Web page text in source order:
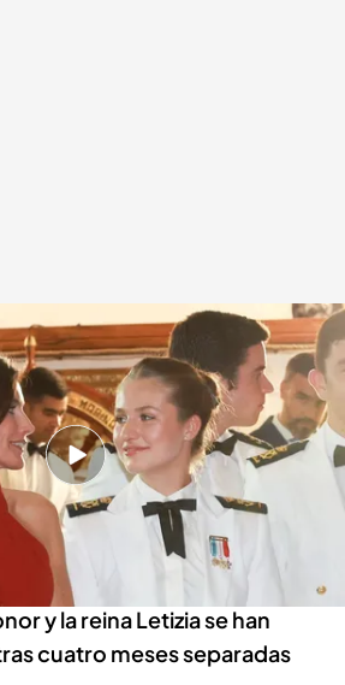
Leonor en Panamá, juntas en la parada de
CUATRO
Noticias Cuatro
la princesa Leonor
recepción de Elcano en su
y la reina Letizia se han
cuatro meses separadas